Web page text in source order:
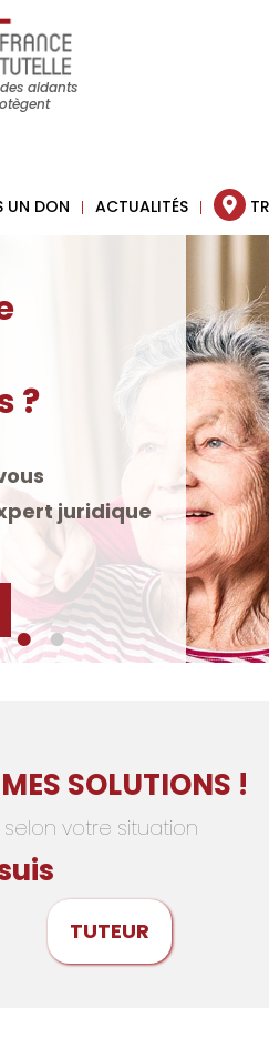
aidants
UN DON ACTUALITÉS
SOLUTIONS !
votre situation
TUTEUR